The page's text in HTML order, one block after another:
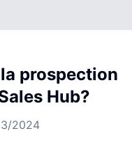
prospection
Hub?
2024